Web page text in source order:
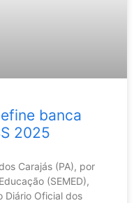
banca
2025
Carajás (PA), por
(SEMED),
Diário Oficial dos